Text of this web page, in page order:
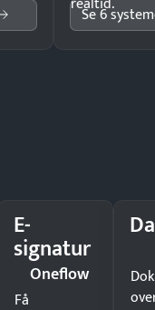
Se 6
E-
signatur
Oneflow
Få